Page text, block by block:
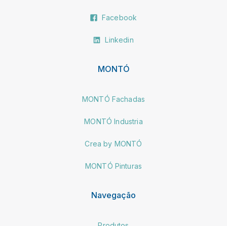
Facebook
Linkedin
MONTÓ
MONTÓ Fachadas
MONTÓ Industria
Crea by MONTÓ
MONTÓ Pinturas
Navegação